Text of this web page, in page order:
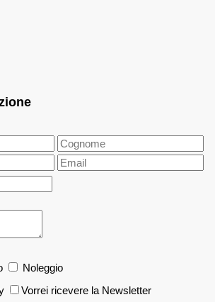
Noleggio
Vorrei ricevere la Newsletter